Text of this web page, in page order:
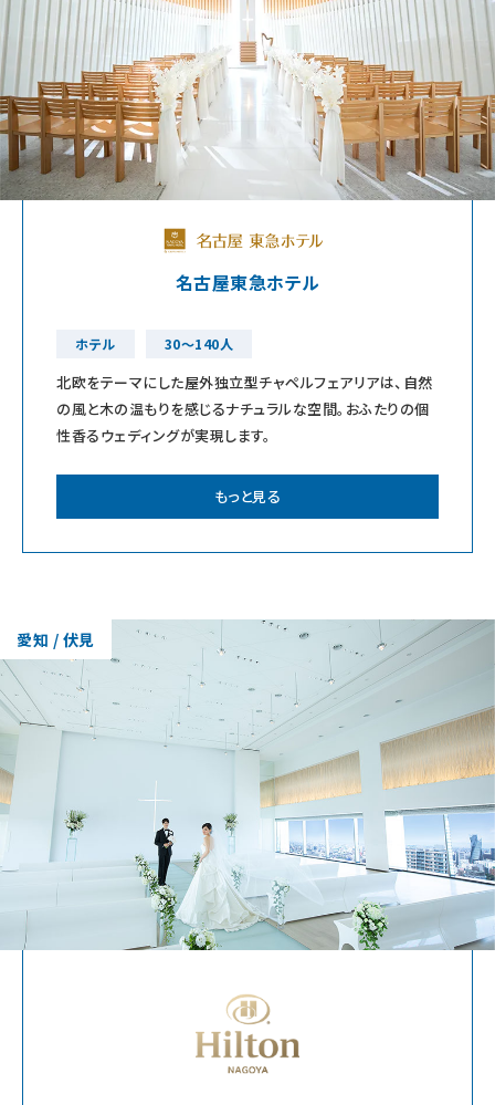
名古屋東急ホテル
ホテル 30～140人
北欧をテーマにした屋外独立型チャペルフェアリアは、自然
の風と木の温もりを感じるナチュラルな空間。おふたりの個
性香るウェディングが実現します。
もっと見る
愛知 / 伏見